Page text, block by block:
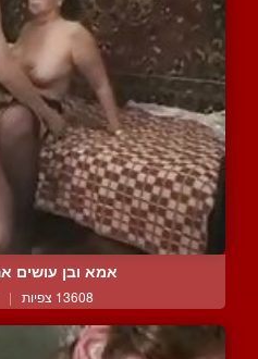
אמא ובן עושים
13608 צפיות |